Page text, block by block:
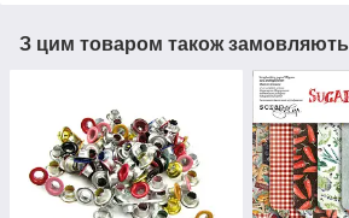
З цим товаром також замовляють